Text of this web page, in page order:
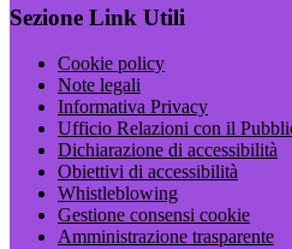
Sezione Link Utili
Cookie policy
Note legali
Informativa Privacy
Ufficio Relazioni con il
Dichiarazione di accessibilità
Obiettivi di accessibilità
Whistleblowing
Gestione consensi cookie
Amministrazione trasparente